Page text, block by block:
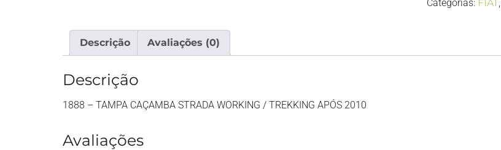
Categorias: FIAT,
Descrição Avaliações (0)
Descrição
1888 – TAMPA CAÇAMBA STRADA WORKING / TREKKING APÓS 2010
Avaliações